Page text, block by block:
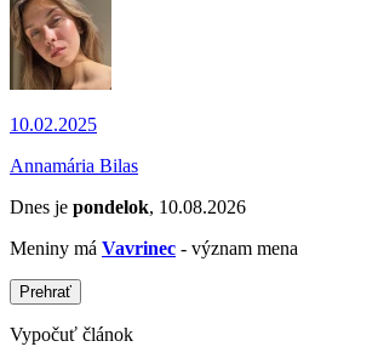
10.02.2025
Annamária Bilas
Dnes je pondelok, 10.08.2026
Meniny má Vavrinec - význam mena
Prehrať
Vypočuť článok